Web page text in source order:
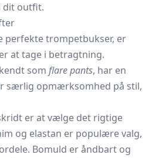
dit outfit.
perfekte trompetbukser, er
at tage i betragtning.
som flare pants, har en
særlig opmærksomhed på stil,
er at vælge det rigtige
og elastan er populære valg,
Bomuld er åndbart og